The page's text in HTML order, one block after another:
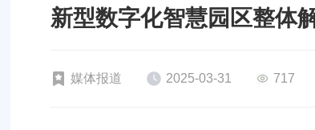
新型数字化智慧园区整体
媒体报道 2025-03-31 717